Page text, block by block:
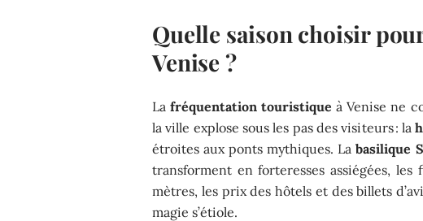
Quelle saison choisir
Venise ?
Lafréquentation touristique à Venise ne
la ville explose sous les pas des visiteurs : la
étroites aux ponts mythiques. Labasilique
transforment en forteresses assiégées,
mètres, les prix des hôtels et des billets
magie s’étiole.